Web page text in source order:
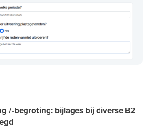
/-begroting: bijlages bij diverse B2